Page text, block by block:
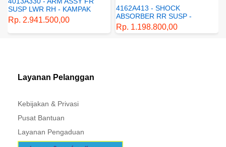
4162A413 - SHOCK
ABSORBER RR SUSP -
SUSPENSI BELAKANG -
SHOCKBREAKER BELAKANG
ELEMENT - SARINGAN
BAHAN BAKAR -
SOLAR - MITSUBISHI -
PAJERO
Rp. 430.680,00
Layanan Pelanggan
Kebijakan & Privasi
Pusat Bantuan
Layanan Pengaduan